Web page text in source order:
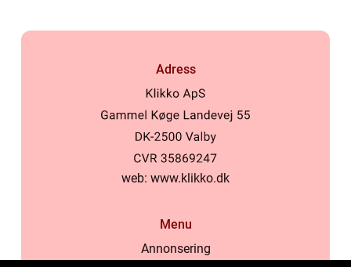
Adress
web: www.klikko.dk
Menu
Annonsering